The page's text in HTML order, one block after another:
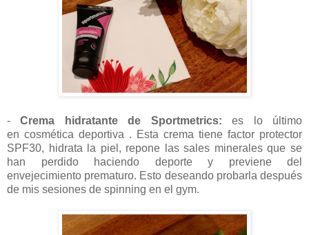
-Crema hidratante de Sportmetrics: es lo último
en cosmética deportiva . Esta crema tiene factor protector
SPF30, hidrata la piel, repone las sales minerales que se
han perdido haciendo deporte y previene del
envejecimiento prematuro. Esto deseando probarla después
de mis sesiones de spinning en el gym.